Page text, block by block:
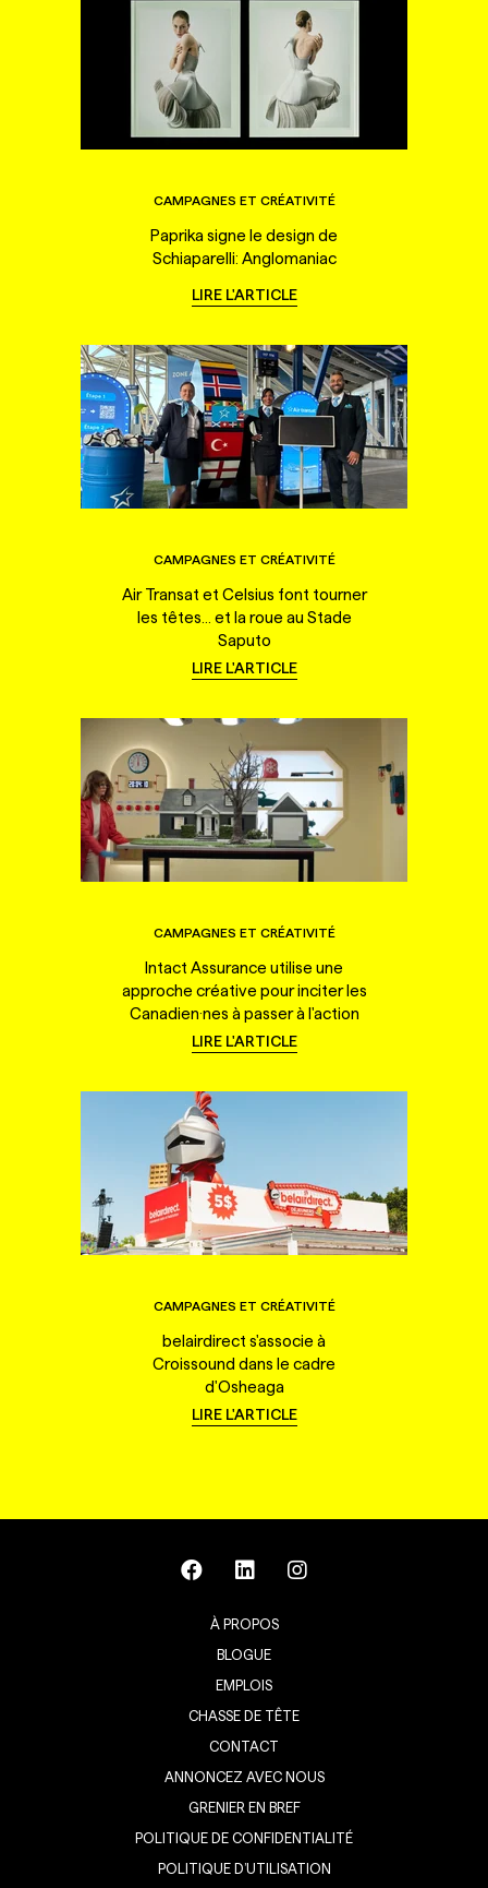
CAMPAGNES ET CRÉATIVITÉ
Paprika signe le design de
Schiaparelli: Anglomaniac
LIRE L'ARTICLE
CAMPAGNES ET CRÉATIVITÉ
Air Transat et Celsius font tourner
les têtes... et la roue au Stade
Saputo
LIRE L'ARTICLE
CAMPAGNES ET CRÉATIVITÉ
Intact Assurance utilise une
approche créative pour inciter les
Canadien·nes à passer à l'action
LIRE L'ARTICLE
CAMPAGNES ET CRÉATIVITÉ
belairdirect s'associe à
Croissound dans le cadre
d'Osheaga
LIRE L'ARTICLE
À PROPOS
BLOGUE
EMPLOIS
CHASSE DE TÊTE
CONTACT
ANNONCEZ AVEC NOUS
GRENIER EN BREF
POLITIQUE DE CONFIDENTIALITÉ
POLITIQUE D’UTILISATION